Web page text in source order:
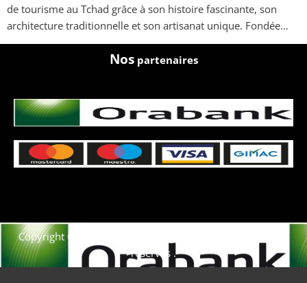
de tourisme au Tchad grâce à son histoire fascinante, son
architecture traditionnelle et son artisanat unique. Fondée…
Nospartenaires
Copyright © 2021. Afrique-voyage-découverte tous droits
réservés .